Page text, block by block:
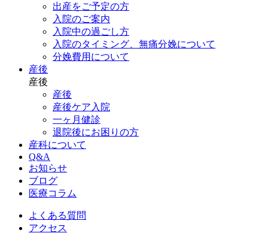
出産をご予定の方
入院のご案内
入院中の過ごし方
入院のタイミング、無痛分娩について
分娩費用について
産後
産後
産後
産後ケア入院
一ヶ月健診
退院後にお困りの方
産科について
Q&A
お知らせ
ブログ
医療コラム
よくある質問
アクセス